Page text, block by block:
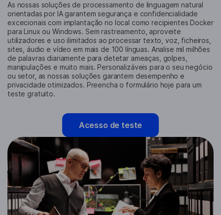
As nossas soluções de processamento de linguagem natural
orientadas por IA garantem segurança e confidencialidade
excecionais com implantação no local como recipientes Docker
para Linux ou Windows. Sem rastreamento, aproveite
utilizadores e uso ilimitados ao processar texto, voz, ficheiros,
sites, áudio e vídeo em mais de 100 línguas. Analise mil milhões
de palavras diariamente para detetar ameaças, golpes,
manipulações e muito mais. Personalizáveis ​​para o seu negócio
ou setor, as nossas soluções garantem desempenho e
privacidade otimizados. Preencha o formulário hoje para um
teste gratuito.
Acesso de teste